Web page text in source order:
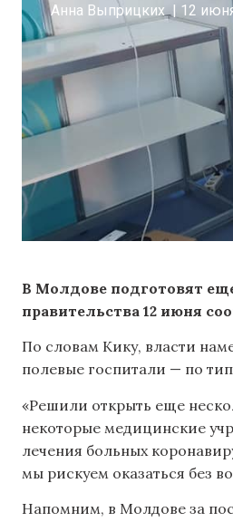
Анна Выприцких | 12
В Молдове подготовят
правительства 12 июня
По словам Кику, власти
полевые госпитали — по
«Решили открыть еще
некоторые медицинские
лечения больных
мы рискуем оказаться без
Напомним, в Молдове за